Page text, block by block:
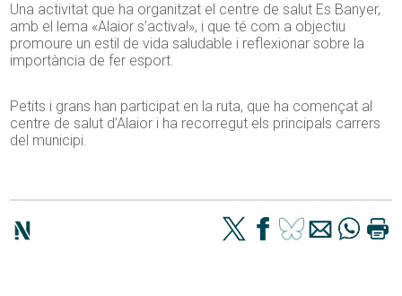
Una activitat que ha organitzat el centre de salut Es Banyer,
amb el lema «Alaior s’activa!», i que té com a objectiu
promoure un estil de vida saludable i reflexionar sobre la
importància de fer esport.
Petits i grans han participat en la ruta, que ha començat al
centre de salut d’Alaior i ha recorregut els principals carrers
del municipi.